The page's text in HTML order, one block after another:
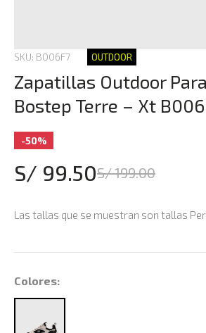
SKU: B006F7 OUTDOOR
Zapatillas Outdoor
Bostep Terre – Xt
-50%
S/ 99.50S/ 199.00
Las tallas que se muestran son tallas
Colores: